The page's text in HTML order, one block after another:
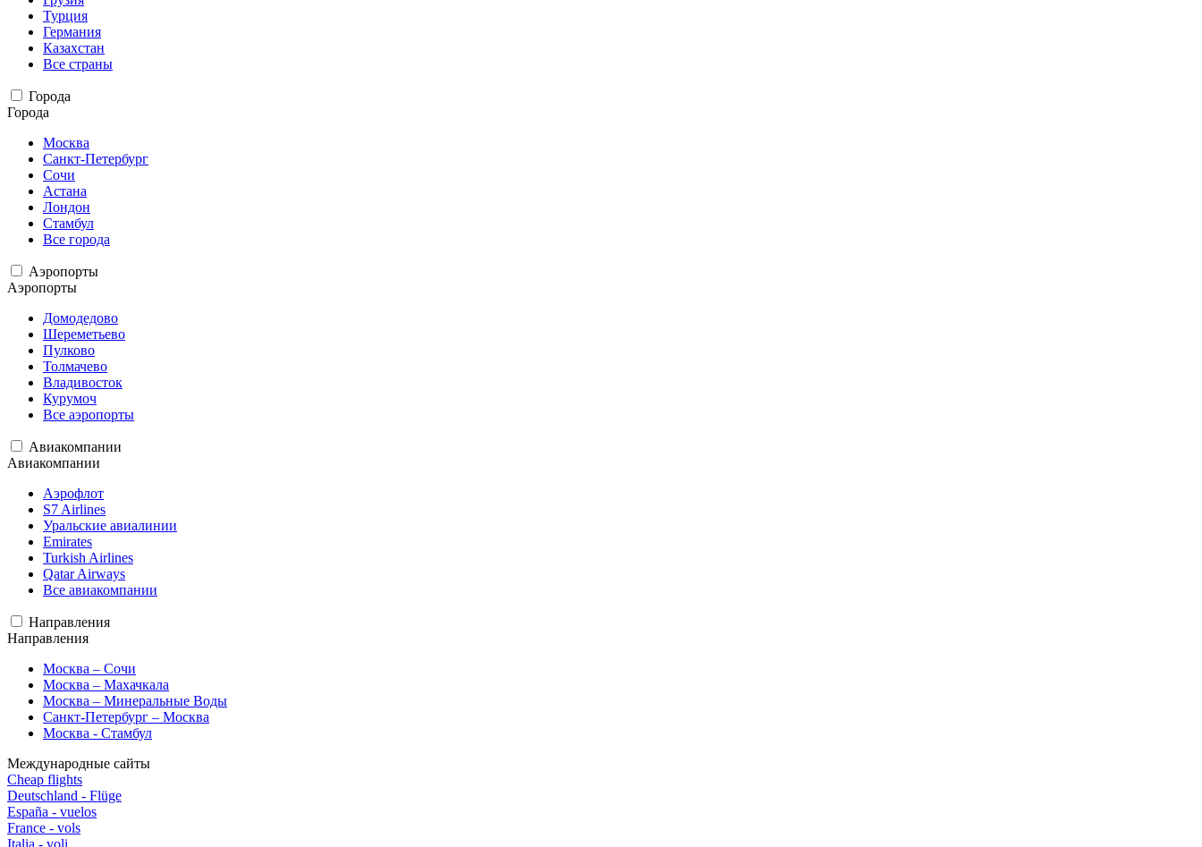
Турция
Германия
Казахстан
Все страны
Города
Города
Москва
Санкт-Петербург
Сочи
Астана
Лондон
Стамбул
Все города
Аэропорты
Аэропорты
Домодедово
Шереметьево
Пулково
Толмачево
Владивосток
Курумоч
Все аэропорты
Авиакомпании
Авиакомпании
Аэрофлот
S7 Airlines
Уральские авиалинии
Emirates
Turkish Airlines
Qatar Airways
Все авиакомпании
Направления
Направления
Москва – Сочи
Москва – Махачкала
Москва – Минеральные Воды
Санкт-Петербург – Москва
Москва - Стамбул
Международные сайты
Cheap flights
Deutschland - Flüge
España - vuelos
France - vols
Italia - voli